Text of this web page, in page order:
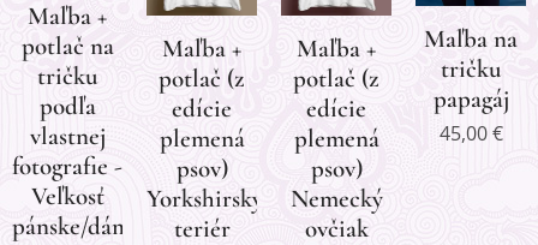
Maľba +
potlač na
tričku
podľa
vlastnej
fotografie -
Veľkosť
pánske/dámske
Maľba +
potlač (z
edície
plemená
psov)
Yorkshirský
teriér
Maľba +
potlač (z
edície
plemená
psov)
Nemecký
ovčiak
Maľba na
tričku
papagáj
45,00€